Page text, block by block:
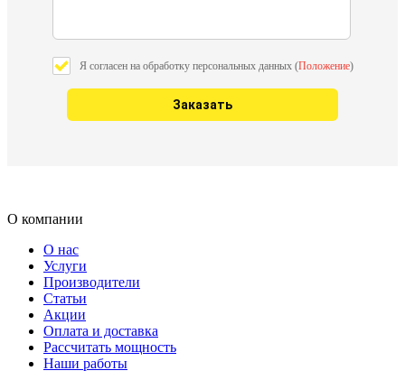
Я согласен на обработку персональных данных (Положение)
О компании
О нас
Услуги
Производители
Статьи
Акции
Оплата и доставка
Рассчитать мощность
Наши работы